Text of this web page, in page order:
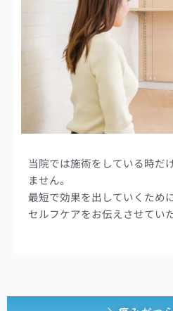
当院では施術をしている時だ
ません。
最短で効果を出していくため
セルフケアをお伝えさせてい